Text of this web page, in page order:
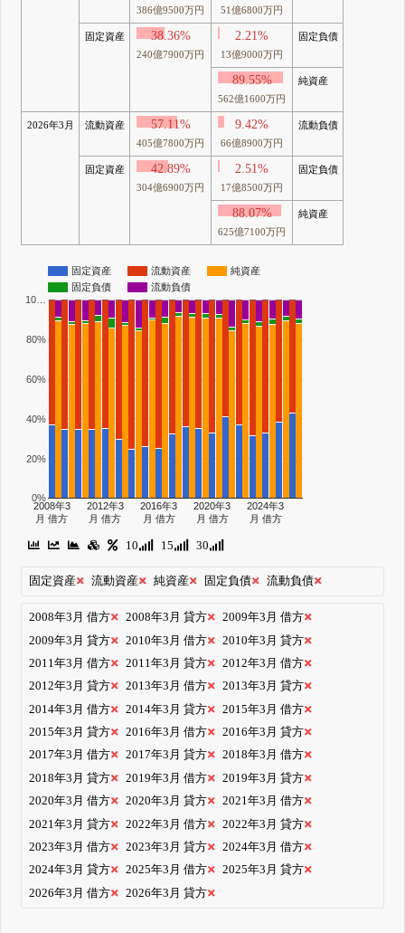
386億9500万円 51億6800万円
固定資産 38.36%
240億7900万円
2.21%
13億9000万円
固定負債
89.55%
562億1600万円
純資産
2026年3月 流動資産 57.11%
405億7800万円
9.42%
66億8900万円
流動負債
固定資産 42.89%
304億6900万円
2.51%
17億8500万円
固定負債
88.07%
625億7100万円
純資産
固定資産 流動資産
純資産
固定負債
流動負債
2008年3
月 借方
2012年3
月 借方
2016年3
月 借方
2020年3
月 借方
2024年3
月 借方
0%
20%
40%
60%
80%
10…
10 15 30
固定資産 流動資産 純資産 固定負債 流動負債
2008年3月 借方 2008年3月 貸方
2009年3月 借方
2009年3月 貸方
2010年3月 借方
2010年3月 貸方
2011年3月 借方
2011年3月 貸方
2012年3月 借方
2012年3月 貸方
2013年3月 借方
2013年3月 貸方
2014年3月 借方
2014年3月 貸方
2015年3月 借方
2015年3月 貸方
2016年3月 借方
2016年3月 貸方
2017年3月 借方
2017年3月 貸方
2018年3月 借方
2018年3月 貸方
2019年3月 借方
2019年3月 貸方
2020年3月 借方
2020年3月 貸方
2021年3月 借方
2021年3月 貸方
2022年3月 借方
2022年3月 貸方
2023年3月 借方
2023年3月 貸方
2024年3月 借方
2024年3月 貸方
2025年3月 借方
2025年3月 貸方
2026年3月 借方
2026年3月 貸方